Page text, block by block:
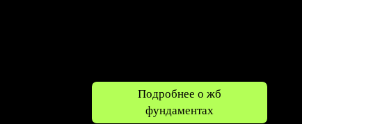
Подробнее о жб
фундаментах